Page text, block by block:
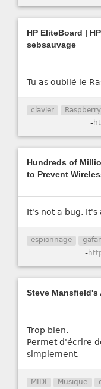
HP EliteBoard |
sebsauvage
Tu as oublié le
clavier Raspberry
-
Hundreds of
to Prevent
It's not a bug. It's
espionnage
-
Steve
Trop bien.
Permet d'écrire
simplement.
MIDI Musique